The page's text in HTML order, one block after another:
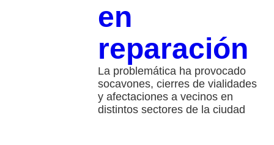
en
reparación
La problemática ha provocado
socavones, cierres de vialidades
y afectaciones a vecinos en
distintos sectores de la ciudad